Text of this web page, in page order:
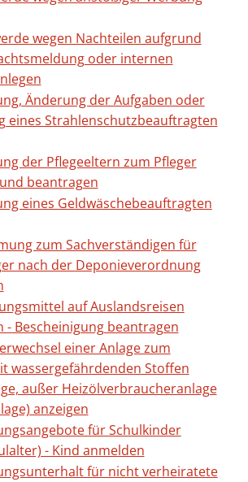
wegen Nachteilen aufgrund
oder internen
Änderung der Aufgaben oder
eines Strahlenschutzbeauftragten
der Pflegeeltern zum Pfleger
beantragen
eines Geldwäschebeauftragten
zum Sachverständigen für
nach der Deponieverordnung
auf Auslandsreisen
- Bescheinigung beantragen
einer Anlage zum
wassergefährdenden Stoffen
außer Heizölverbraucheranlage
anzeigen
für Schulkinder
- Kind anmelden
für nicht verheiratete